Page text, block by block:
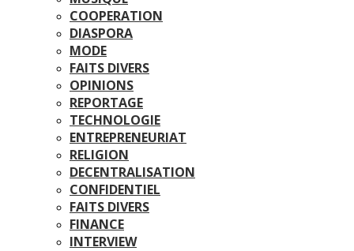
COOPERATION
DIASPORA
MODE
FAITS DIVERS
OPINIONS
REPORTAGE
TECHNOLOGIE
ENTREPRENEURIAT
RELIGION
DECENTRALISATION
CONFIDENTIEL
FAITS DIVERS
FINANCE
INTERVIEW